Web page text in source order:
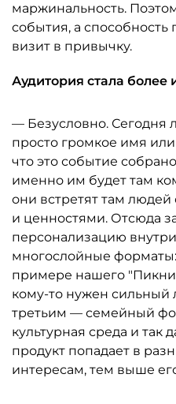
маржинальность.
события, а способность
визит в привычку.
Аудитория стала более
— Безусловно. Сегодня
просто громкое имя
что это событие
именно им будет там
они встретят там
и ценностями. Отсюда
персонализацию
многослойные
примере нашего
кому-то нужен сильный
третьим — семейный
культурная среда и так
продукт попадает в
интересам, тем выше